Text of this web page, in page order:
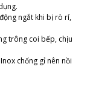
ngắt khi bị rò rỉ,
trông coi bếp, chịu
chống gỉ nên nồi